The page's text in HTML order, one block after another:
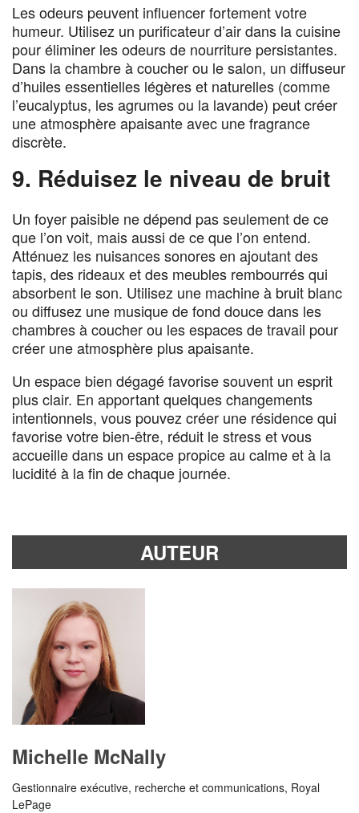
Les odeurs peuvent influencer fortement votre
humeur. Utilisez un purificateur d’air dans la cuisine
pour éliminer les odeurs de nourriture persistantes.
Dans la chambre à coucher ou le salon, un diffuseur
d’huiles essentielles légères et naturelles (comme
l’eucalyptus, les agrumes ou la lavande) peut créer
une atmosphère apaisante avec une fragrance
discrète.
9. Réduisez le niveau de bruit
Un foyer paisible ne dépend pas seulement de ce
que l’on voit, mais aussi de ce que l’on entend.
Atténuez les nuisances sonores en ajoutant des
tapis, des rideaux et des meubles rembourrés qui
absorbent le son. Utilisez une machine à bruit blanc
ou diffusez une musique de fond douce dans les
chambres à coucher ou les espaces de travail pour
créer une atmosphère plus apaisante.
Un espace bien dégagé favorise souvent un esprit
plus clair. En apportant quelques changements
intentionnels, vous pouvez créer une résidence qui
favorise votre bien-être, réduit le stress et vous
accueille dans un espace propice au calme et à la
lucidité à la fin de chaque journée.
AUTEUR
Michelle McNally
Gestionnaire exécutive, recherche et communications, Royal
LePage